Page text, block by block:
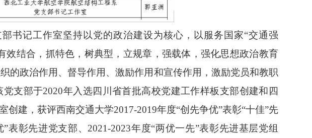
书记工作室坚持以党的政治建设为核心，以服务国家“交通强
效结合，抓特色，树典型，立规章，强载体，强化思想政治教育
的政治作用、督导作用、激励作用和宣传作用，激励党员和教职
支部于2020年入选四川省首批高校党建工作样板支部创建和四
创建，获评西南交通大学2017-2019年度“创先争优”表彰“十佳”先
表彰先进党支部、2021-2023年度“两优一先”表彰先进基层党组